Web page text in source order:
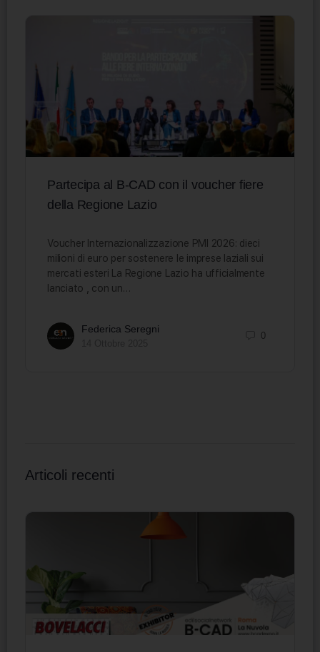
Partecipa al B-CAD con il voucher fiere
della Regione Lazio
Voucher Internazionalizzazione PMI 2026: dieci
milioni di euro per sostenere le imprese laziali sui
mercati esteri La Regione Lazio ha ufficialmente
lanciato , con un…
Federica Seregni
0
Articoli recenti